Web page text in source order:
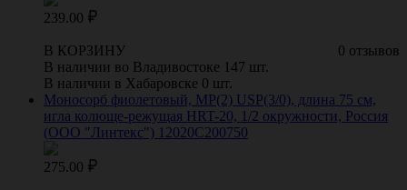
239.00
0 отзывов
В КОРЗИНУ
В наличии во Владивостоке 147 шт.
В наличии в Хабаровске 0 шт.
Моносорб фиолетовый, МР(2) USP(3/0), длина 75 см,
игла колюще-режущая HRT-20, 1/2 окружности, Россия
(ООО "Линтекс") 12020C200750
275.00